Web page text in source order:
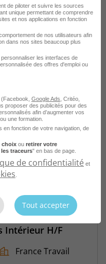
- Ingénieur
- Conceptrice
Intérieur H/F
France Travail
de piloter et suivre les sources
unique permettant de comprendre
et nos applications en fonction
de nos utilisateurs afin
dans nos sites beaucoup plus
les interfaces de
des offres d'emploi ou
Google Ads , Critéo,
proposer des publicités pour des
afin d’augmenter vos
une formation.
en fonction de votre navigation, de
choix ou retirer votre
les traceurs" en bas de page.
de confidentialité et
Tout accepter